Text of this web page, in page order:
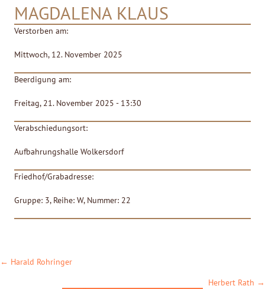
MAGDALENA KLAUS
Verstorben am:
Mittwoch, 12. November 2025
Beerdigung am:
Freitag, 21. November 2025 - 13:30
Verabschiedungsort:
Aufbahrungshalle Wolkersdorf
Friedhof/Grabadresse:
Gruppe: 3, Reihe: W, Nummer: 22
POSTS
← Harald Rohringer
Herbert Rath →